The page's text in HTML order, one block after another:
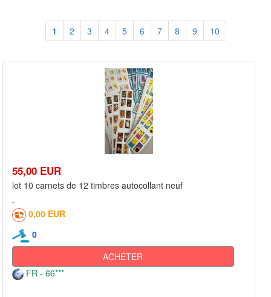
1 2 3 4 5 6 7 8 9 10
55,00 EUR
lot 10 carnets de 12 timbres autocollant neuf
0,00 EUR
0
ACHETER
FR - 66***